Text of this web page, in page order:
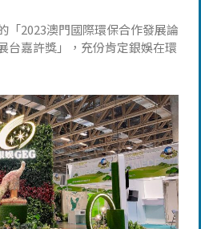
「2023澳門國際環保合作發展論
台嘉許獎」，充份肯定銀娛在環